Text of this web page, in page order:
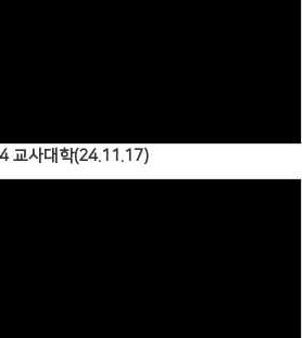
교사대학(24.11.17)